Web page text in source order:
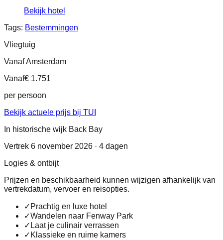
Bekijk hotel
Tags: Bestemmingen
Vliegtuig
Vanaf Amsterdam
Vanaf€ 1.751
per persoon
Bekijk actuele prijs bij TUI
In historische wijk Back Bay
Vertrek 6 november 2026 · 4 dagen
Logies & ontbijt
Prijzen en beschikbaarheid kunnen wijzigen afhankelijk van
vertrekdatum, vervoer en reisopties.
✓ Prachtig en luxe hotel
✓Wandelen naar Fenway Park
✓ Laat je culinair verrassen
✓ Klassieke en ruime kamers